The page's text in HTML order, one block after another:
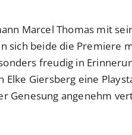
Marcel Thomas mit
sich beide die Premiere
freudig in
Giersberg eine
Genesung angenehm